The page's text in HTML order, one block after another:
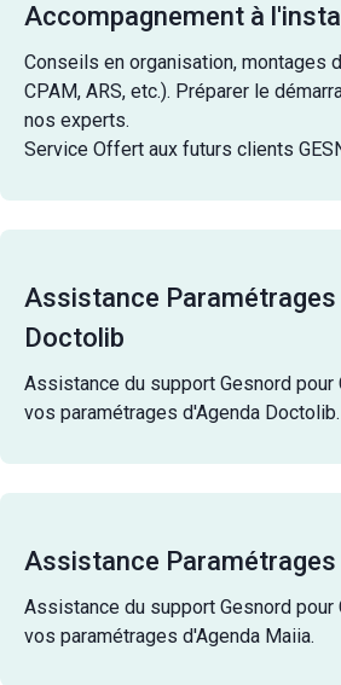
Accompagnement à
Conseils en organisation, montages
CPAM, ARS, etc.). Préparer le
nos experts.
Service Offert aux futurs clients
Assistance
Doctolib
Assistance du support Gesnord pour
vos paramétrages d'Agenda Doctolib.
Assistance
Assistance du support Gesnord pour
vos paramétrages d'Agenda Maiia.